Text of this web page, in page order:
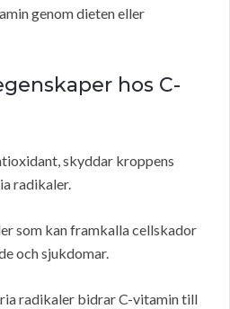
genom dieten eller
hos C-
skyddar kroppens
radikaler.
som kan framkalla cellskador
och sjukdomar.
radikaler bidrar C-vitamin till